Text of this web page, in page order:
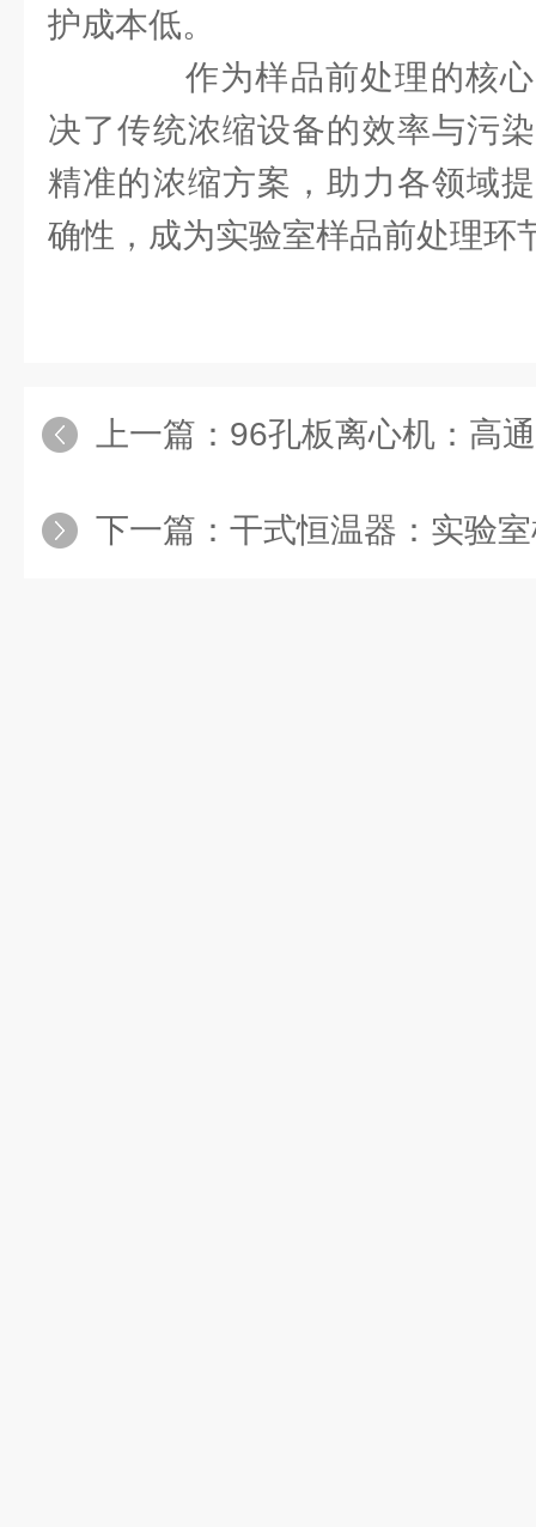
护成本低。​
作为样品前处理的核心
决了传统浓缩设备的效率与污
精准的浓缩方案，助力各领域
确性，成为实验室样品前处理环
上一篇： 96孔板离心机：高
下一篇： 干式恒温器：实验室样